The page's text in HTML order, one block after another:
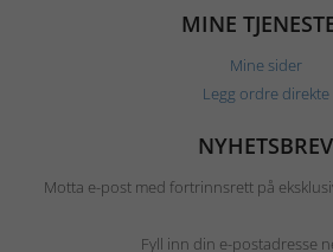
MINE
Mine sider
Legg ordre direkte
NYHETSBREV
Motta e-post med fortrinnsrett på
Fyll inn din e-postadresse